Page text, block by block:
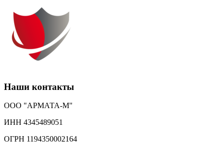
Наши контакты
ООО "АРМАТА-М"
ИНН 4345489051
ОГРН 1194350002164